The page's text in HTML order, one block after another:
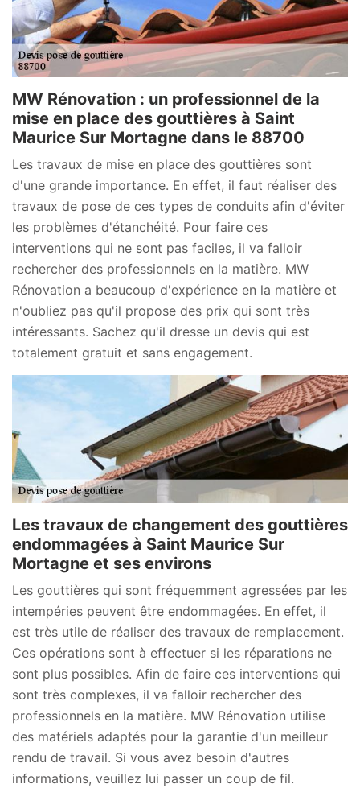
MW Rénovation : un professionnel de la
mise en place des gouttières à Saint
Maurice Sur Mortagne dans le 88700
Les travaux de mise en place des gouttières sont
d'une grande importance. En effet, il faut réaliser des
travaux de pose de ces types de conduits afin d'éviter
les problèmes d'étanchéité. Pour faire ces
interventions qui ne sont pas faciles, il va falloir
rechercher des professionnels en la matière. MW
Rénovation a beaucoup d'expérience en la matière et
n'oubliez pas qu'il propose des prix qui sont très
intéressants. Sachez qu'il dresse un devis qui est
totalement gratuit et sans engagement.
Les travaux de changement des gouttières
endommagées à Saint Maurice Sur
Mortagne et ses environs
Les gouttières qui sont fréquemment agressées par les
intempéries peuvent être endommagées. En effet, il
est très utile de réaliser des travaux de remplacement.
Ces opérations sont à effectuer si les réparations ne
sont plus possibles. Afin de faire ces interventions qui
sont très complexes, il va falloir rechercher des
professionnels en la matière. MW Rénovation utilise
des matériels adaptés pour la garantie d'un meilleur
rendu de travail. Si vous avez besoin d'autres
informations, veuillez lui passer un coup de fil.